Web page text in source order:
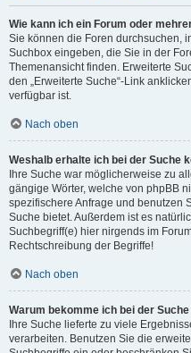
Wie kann ich ein Forum oder
Sie können die Foren durchsuchen,
Suchbox eingeben, die Sie in der
Themenansicht finden. Erweiterte
den „Erweiterte Suche“-Link
verfügbar ist.
Nach oben
Weshalb erhalte ich bei der Suche
Ihre Suche war möglicherweise zu
gängige Wörter, welche von phpBB
spezifischere Anfrage und benutzen
Suche bietet. Außerdem ist es
Suchbegriff(e) hier nirgends im
Rechtschreibung der Begriffe!
Nach oben
Warum bekomme ich bei der
Ihre Suche lieferte zu viele
verarbeiten. Benutzen Sie die